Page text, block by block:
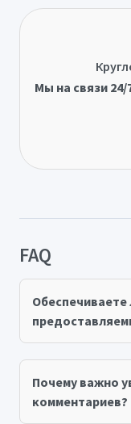
Мы на связи
FAQ
Обеспечиваете
Почему важно
комментариев?